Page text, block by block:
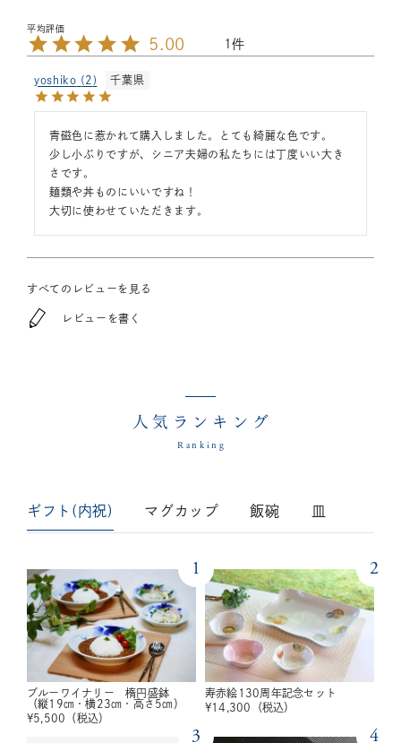
5.00 1
yoshiko 2 千葉県
青磁色に惹かれて購入しました。とても綺麗な色です。
少し小ぶりですが、シニア夫婦の私たちには丁度いい大き
さです。
麺類や丼ものにいいですね！
大切に使わせていただきます。
すべてのレビューを見る
レビューを書く
人気ランキング
Ranking
ギフト(内祝) マグカップ 飯碗 皿
1
ブルーワイナリー 楕円盛鉢
（縦19㎝・横23㎝・高さ5㎝）
¥5,500 （税込）
2
寿赤絵130周年記念セット
¥14,300 （税込）
3 4